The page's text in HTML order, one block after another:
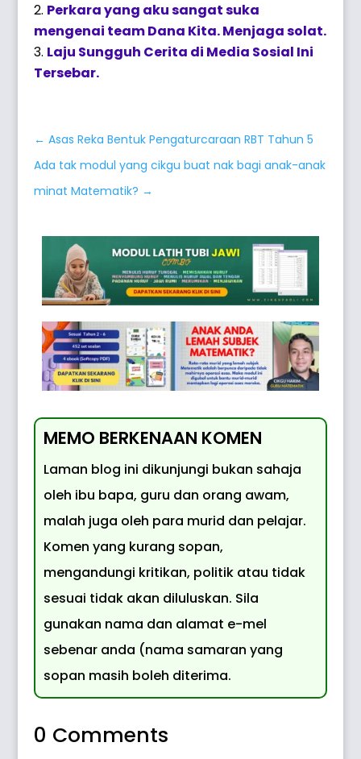
Perkara yang aku sangat suka
mengenai team Dana Kita. Menjaga solat.
Laju Sungguh Cerita di Media Sosial Ini
Tersebar.
←Asas Reka Bentuk Pengaturcaraan RBT Tahun 5
Ada tak modul yang cikgu buat nak bagi anak-anak
minat Matematik? →
MEMO BERKENAAN KOMEN
Laman blog ini dikunjungi bukan sahaja
oleh ibu bapa, guru dan orang awam,
malah juga oleh para murid dan pelajar.
Komen yang kurang sopan,
mengandungi kritikan, politik atau tidak
sesuai tidak akan diluluskan. Sila
gunakan nama dan alamat e-mel
sebenar anda (nama samaran yang
sopan masih boleh diterima.
0 Comments